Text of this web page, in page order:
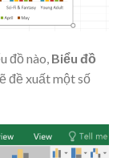
đồ nào, Biểu đồ
đề xuất một số